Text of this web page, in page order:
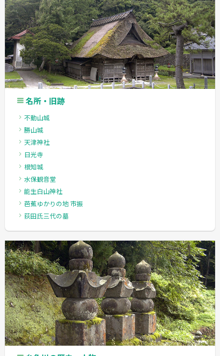
名所・旧跡
不動山城
勝山城
天津神社
日光寺
根知城
水保観音堂
能生白山神社
芭蕉ゆかりの地 市振
荻田氏三代の墓